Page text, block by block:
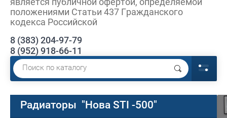
положениями Статьи 437 Гражданского
кодекса Российской
8 (383) 204-97-79
8 (952) 918-66-11
Радиаторы "Нова STI -500"